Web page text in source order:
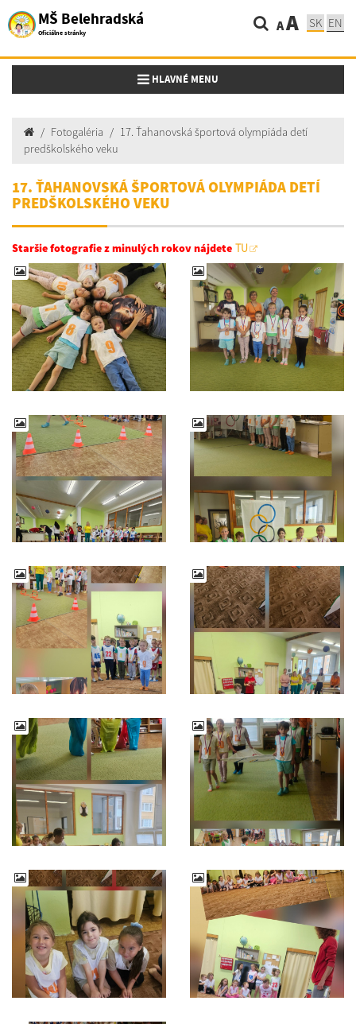
MŠ Belehradská
Oficiálne stránky AA SK EN
Toggle navigation
HLAVNÉ MENU
Fotogaléria
17. Ťahanovská športová olympiáda detí
predškolského veku
17. ŤAHANOVSKÁ ŠPORTOVÁ OLYMPIÁDA DETÍ
PREDŠKOLSKÉHO VEKU
Staršie fotografie z minulých rokov nájdete TU